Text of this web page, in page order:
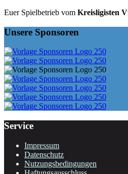
Euer Spielbetrieb vom Kreisligisten
Unsere Sponsoren
Service
Impressum
Datenschutz
Nutzungsbedingungen